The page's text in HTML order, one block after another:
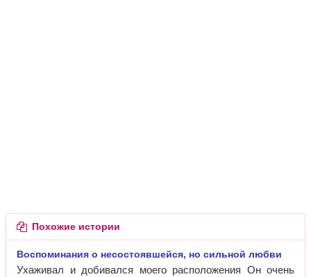
Похожие истории
Воспоминания о несостоявшейся, но сильной любви
Ухаживал и добивался моего расположения Он очень